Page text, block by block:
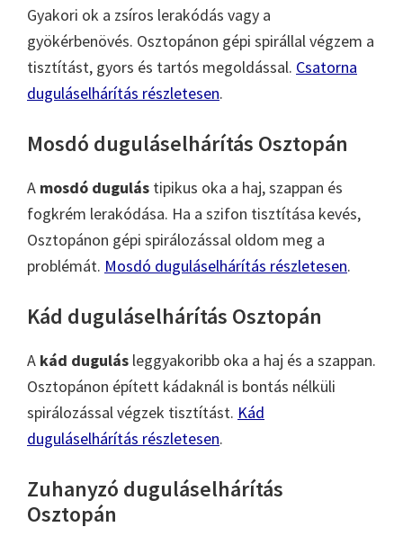
Gyakori ok a zsíros lerakódás vagy a
gyökérbenövés. Osztopánon gépi spirállal végzem a
tisztítást, gyors és tartós megoldással. Csatorna
duguláselhárítás részletesen.
Mosdó duguláselhárítás Osztopán
A mosdó dugulás tipikus oka a haj, szappan és
fogkrém lerakódása. Ha a szifon tisztítása kevés,
Osztopánon gépi spirálozással oldom meg a
problémát. Mosdó duguláselhárítás részletesen.
Kád duguláselhárítás Osztopán
A kád dugulás leggyakoribb oka a haj és a szappan.
Osztopánon épített kádaknál is bontás nélküli
spirálozással végzek tisztítást. Kád
duguláselhárítás részletesen.
Zuhanyzó duguláselhárítás
Osztopán